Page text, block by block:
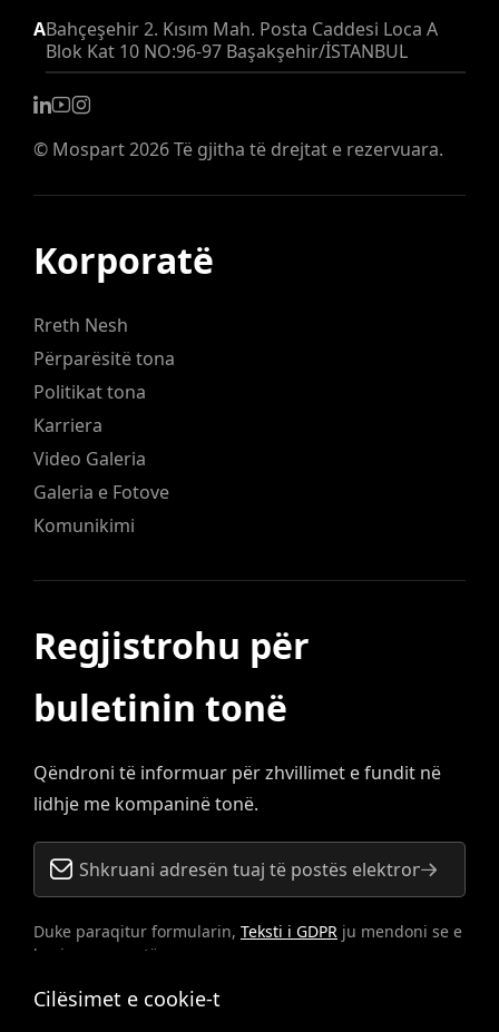
ABahçeşehir 2. Kısım Mah. Posta Caddesi Loca A
Blok Kat 10 NO:96-97 Başakşehir/İSTANBUL
© Mospart2026 Të gjitha të drejtat e rezervuara.
Korporatë
Rreth Nesh
Përparësitë tona
Politikat tona
Karriera
Video Galeria
Galeria e Fotove
Komunikimi
Regjistrohu për
buletinin tonë
Qëndroni të informuar për zhvillimet e fundit në
lidhje me kompaninë tonë.
Duke paraqitur formularin, Teksti i GDPR ju mendoni se e
keni pranuar atë.
Cilësimet e cookie-t